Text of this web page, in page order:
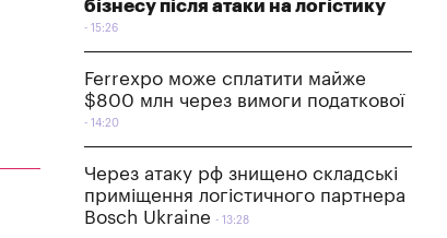
бізнесу після атаки на логістику
15:26
Ferrexpo може сплатити майже
$800 млн через вимоги податкової
14:20
Через атаку рф знищено складські
приміщення логістичного партнера
Bosch Ukraine
13:28